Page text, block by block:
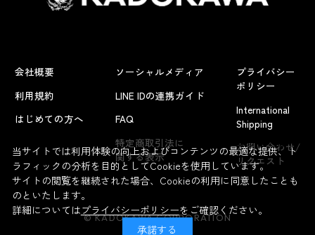
よくあるお問い合わせ
会社概要
利用規約
はじめての方へ
ソーシャルメディア
LINE IDの連携ガイド
FAQ
特定商取引法に
関する表示
プライバシー
ポリシー
International
Shipping
お問い合わせ/
リクエスト
© KADOKAWA CORPORATION
当サイトでは利用体験の向上およびコンテンツの最適な提供、ト
ラフィックの分析を目的としてCookieを使用しています。
サイトの閲覧を継続された場合、Cookieの利用に同意したことも
のといたします。
詳細についてはプライバシーポリシーをご確認ください。
承諾する